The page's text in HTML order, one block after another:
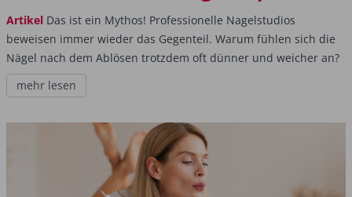
Artikel Das ist ein Mythos! Professionelle Nagelstudios
beweisen immer wieder das Gegenteil. Warum fühlen sich die
Nägel nach dem Ablösen trotzdem oft dünner und weicher an?
mehr lesen